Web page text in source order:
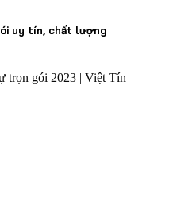
uy tín, chất lượng